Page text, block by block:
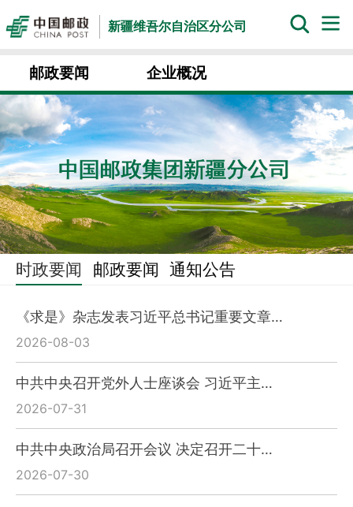
新疆维吾尔自治区分公司
邮政要闻 企业概况
时政要闻 邮政要闻 通知公告
《求是》杂志发表习近平总书记重要文章…
2026-08-03
中共中央召开党外人士座谈会 习近平主…
2026-07-31
中共中央政治局召开会议 决定召开二十…
2026-07-30